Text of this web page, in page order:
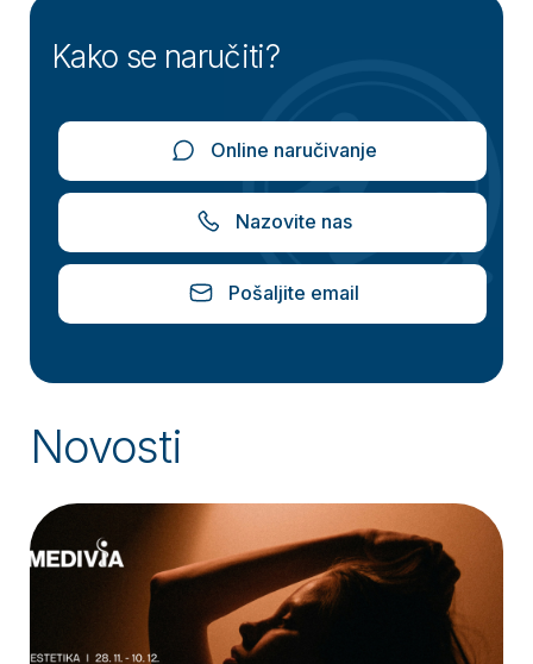
Kako se naručiti?
Online naručivanje
Nazovite nas
Pošaljite email
Novosti